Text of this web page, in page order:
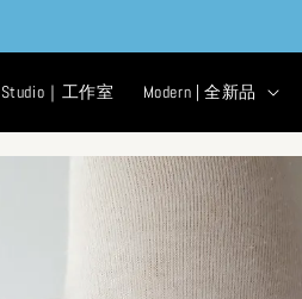
Studio｜工作室 Modern | 全新品